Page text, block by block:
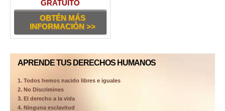
GRATUITO
OBTÉN MÁS
INFORMACIÓN >>
APRENDE TUS DERECHOS HUMANOS
1. Todos hemos nacido libres e iguales
2. No Discrimines
3. El derecho a la vida
4. Ninguna esclavitud